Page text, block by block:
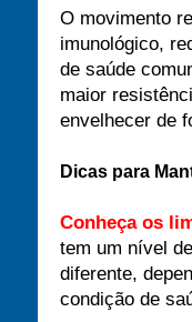
O movimento
imunológico,
de saúde
maior
envelhecer de
Dicas para
Conheça os
tem um nível
diferente,
condição de